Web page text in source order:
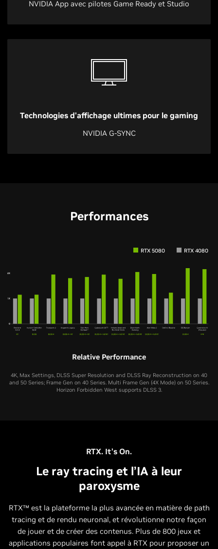
NVIDIA App avec pilotes Game Ready et Studio
Technologies d'affichage ultimes pour le gaming
NVIDIA G-SYNC
Performances
RTX 5080 RTX 4080
Relative Performance
4K, Max Settings, DLSS Super Resolution and DLSS Ray Reconstruction on 40
and 50 Series; Frame Gen on 40 Series. Multi Frame Gen (4X Mode) on 50 Series.
Horizon Forbidden West supports DLSS 3.
RTX. It’s On.
Le ray tracing et l’IA à leur
paroxysme
RTX™ est la plateforme la plus avancée en matière de path
tracing et de rendu neuronal, et révolutionne notre façon
de jouer et de créer des contenus. Plus de 800 jeux et
applications populaires font appel à RTX pour proposer un